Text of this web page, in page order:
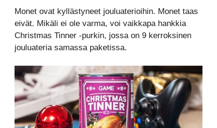
Monet ovat kyllästyneet jouluaterioihin. Monet taas
eivät. Mikäli ei ole varma, voi vaikkapa hankkia
Christmas Tinner -purkin, jossa on 9 kerroksinen
jouluateria samassa paketissa.